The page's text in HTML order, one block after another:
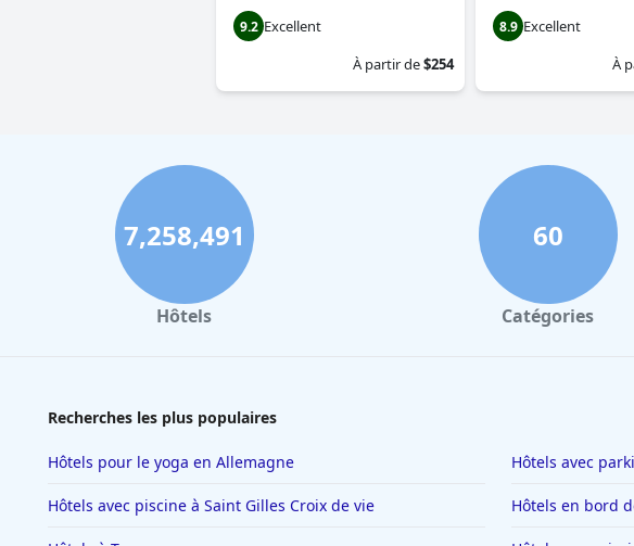
9.2 Excellent
À partir de$254
8.9 Excellent
À
7,258,491
Hôtels
60
Catégories
Recherches les plus populaires
Hôtels pour le yoga en Allemagne Hôtels avec
Hôtels avec piscine à Saint Gilles Croix de vie Hôtels en bord